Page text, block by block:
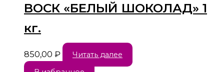
ВОСК «БЕЛЫЙ ШОКОЛАД» 1
кг.
850,00 ₽
Читать далее